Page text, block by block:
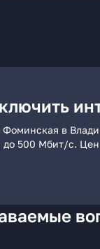
Фоминская в
до 500 Мбит/с.